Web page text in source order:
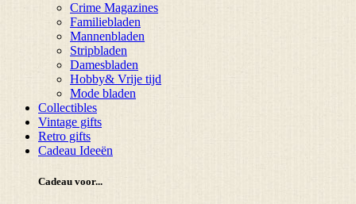
Crime Magazines
Familiebladen
Mannenbladen
Stripbladen
Damesbladen
Hobby& Vrije tijd
Mode bladen
Collectibles
Vintage gifts
Retro gifts
Cadeau Ideeën
Cadeau voor...